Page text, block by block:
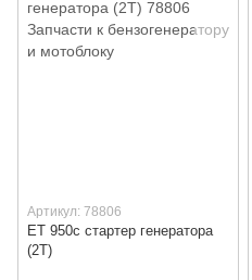
Артикул: 78806
ET 950с стартер генератора
(2Т)